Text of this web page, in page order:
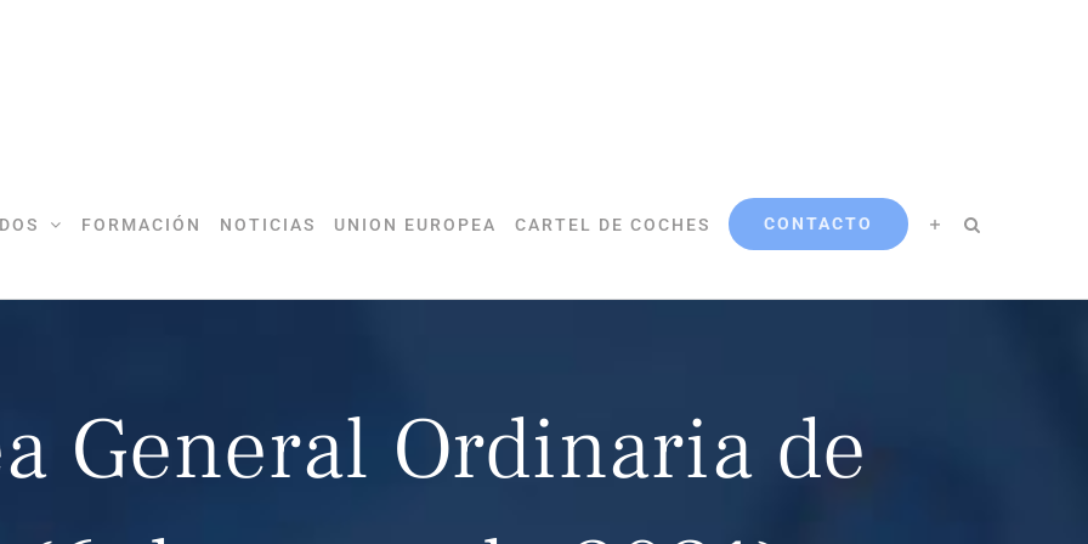
FORMACIÓN NOTICIAS UNION EUROPEA CARTEL DE COCHES CONTACTO
General Ordinaria de